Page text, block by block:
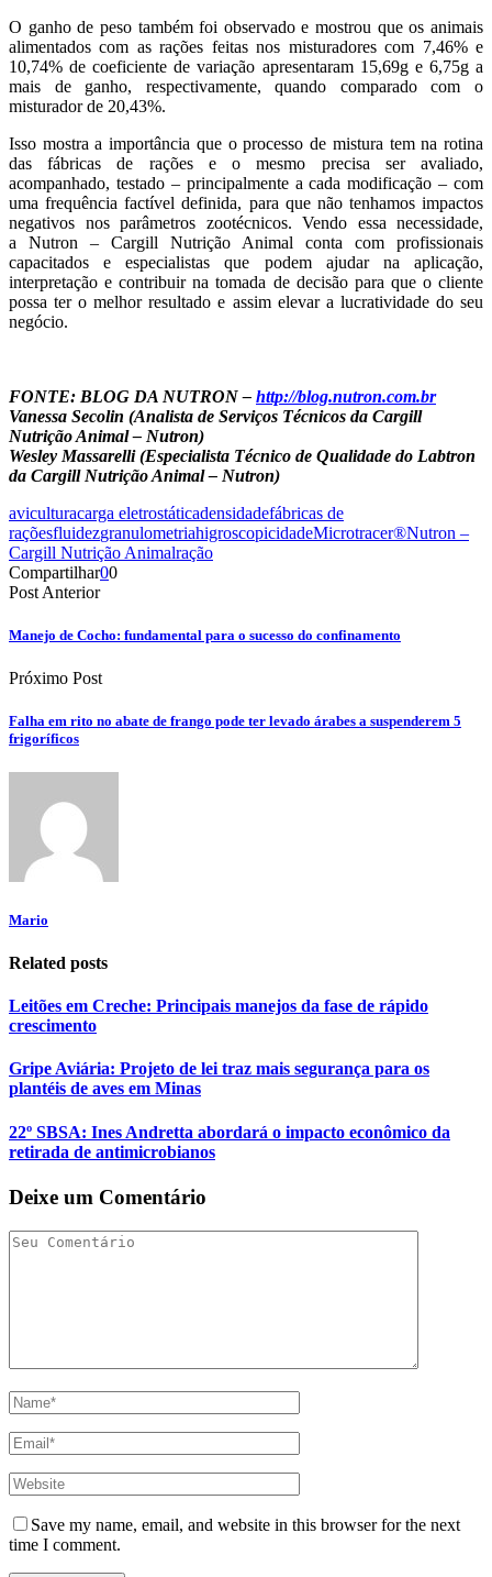
O ganho de peso também foi observado e mostrou que os animais
alimentados com as rações feitas nos misturadores com 7,46% e
10,74% de coeficiente de variação apresentaram 15,69g e 6,75g a
mais de ganho, respectivamente, quando comparado com o
misturador de 20,43%.
Isso mostra a importância que o processo de mistura tem na rotina
das fábricas de rações e o mesmo precisa ser avaliado,
acompanhado, testado – principalmente a cada modificação – com
uma frequência factível definida, para que não tenhamos impactos
negativos nos parâmetros zootécnicos. Vendo essa necessidade,
a Nutron – Cargill Nutrição Animal conta com profissionais
capacitados e especialistas que podem ajudar na aplicação,
interpretação e contribuir na tomada de decisão para que o cliente
possa ter o melhor resultado e assim elevar a lucratividade do seu
negócio.
FONTE: BLOG DA NUTRON – http://blog.nutron.com.br
Vanessa Secolin (Analista de Serviços Técnicos da Cargill
Nutrição Animal – Nutron)
Wesley Massarelli (Especialista Técnico de Qualidade do Labtron
da Cargill Nutrição Animal – Nutron)
aviculturacarga eletrostáticadensidadefábricas de
raçõesfluidezgranulometriahigroscopicidadeMicrotracer®Nutron –
Cargill Nutrição Animalração
Compartilhar00
Post Anterior
Manejo de Cocho: fundamental para o sucesso do confinamento
Próximo Post
Falha em rito no abate de frango pode ter levado árabes a suspenderem 5
frigoríficos
Mario
Related posts
Leitões em Creche: Principais manejos da fase de rápido
crescimento
Gripe Aviária: Projeto de lei traz mais segurança para os
plantéis de aves em Minas
22º SBSA: Ines Andretta abordará o impacto econômico da
retirada de antimicrobianos
Deixe um Comentário
Save my name, email, and website in this browser for the next
time I comment.